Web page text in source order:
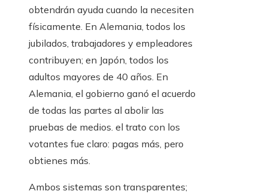
obtendrán ayuda cuando la necesiten
físicamente. En Alemania, todos los
jubilados, trabajadores y empleadores
contribuyen; en Japón, todos los
adultos mayores de 40 años. En
Alemania, el gobierno ganó el acuerdo
de todas las partes al abolir las
pruebas de medios. el trato con los
votantes fue claro: pagas más, pero
obtienes más.
Ambos sistemas son transparentes;